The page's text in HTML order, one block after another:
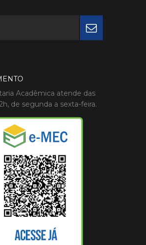
Acadêmica atende das
de segunda a sexta-feira.